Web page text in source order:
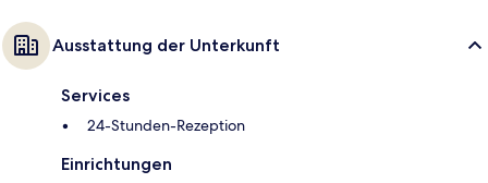
Ausstattung der Unterkunft
Services
24-Stunden-Rezeption
Einrichtungen